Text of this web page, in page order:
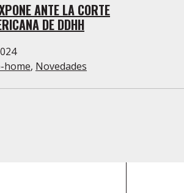
ANTE LA CORTE
DE DDHH
home, Novedades